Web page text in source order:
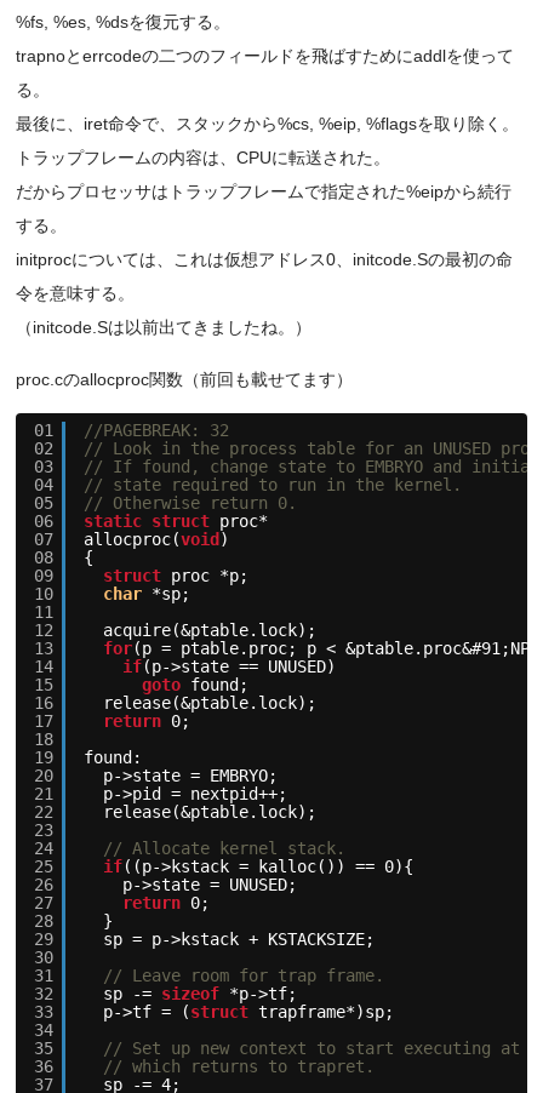
%fs, %es, %dsを復元する。
trapnoとerrcodeの二つのフィールドを飛ばすためにaddlを使って
る。
最後に、iret命令で、スタックから%cs, %eip, %flagsを取り除く。
トラップフレームの内容は、CPUに転送された。
だからプロセッサはトラップフレームで指定された%eipから続行
する。
initprocについては、これは仮想アドレス0、initcode.Sの最初の命
令を意味する。
（initcode.Sは以前出てきましたね。）
proc.cのallocproc関数（前回も載せてます）
01
02
03
04
05
06
07
08
09
10
11
12
13
14
15
16
17
18
19
20
21
22
23
24
25
26
27
28
29
30
31
32
33
34
35
36
37
//PAGEBREAK: 32
// Look in the process table for an UNUSED
// If found, change state to EMBRYO and
// state required to run in the kernel.
// Otherwise return 0.
static struct proc*
allocproc(void )
{
struct proc *p;
char *sp;
acquire(&ptable.lock);
for(p = ptable.proc; p <
if(p->state == UNUSED)
goto found;
release(&ptable.lock);
return 0;
found:
p->state = EMBRYO;
p->pid = nextpid++;
release(&ptable.lock);
// Allocate kernel stack.
if((p->kstack = kalloc()) == 0){
p->state = UNUSED;
return 0;
}
sp = p->kstack + KSTACKSIZE;
// Leave room for trap frame.
sp -= sizeof *p->tf;
p->tf = (struct trapframe*)sp;
// Set up new context to start executing at
// which returns to trapret.
sp -= 4;